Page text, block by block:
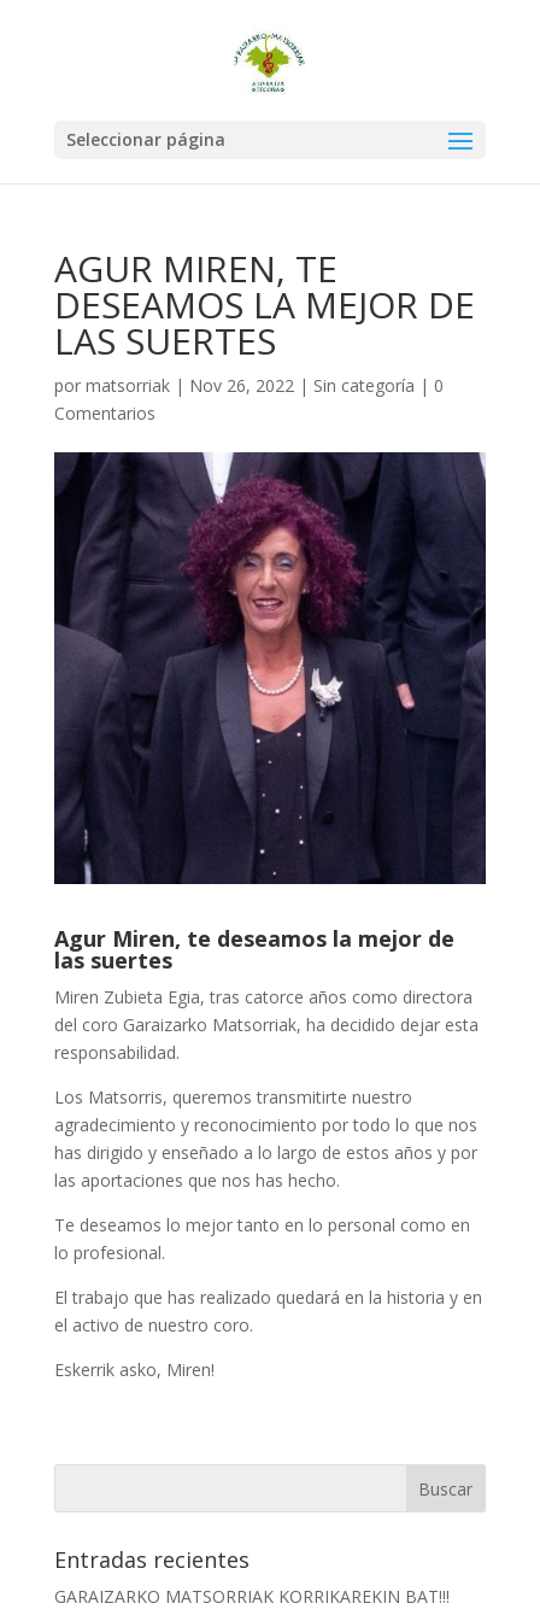
Seleccionar página
AGUR MIREN, TE
DESEAMOS LA MEJOR DE
LAS SUERTES
por matsorriak| Nov 26, 2022| Sin categoría | 0
Comentarios
Agur Miren, te deseamos la mejor de
las suertes
Miren Zubieta Egia, tras catorce años como directora
del coro Garaizarko Matsorriak, ha decidido dejar esta
responsabilidad.
Los Matsorris, queremos transmitirte nuestro
agradecimiento y reconocimiento por todo lo que nos
has dirigido y enseñado a lo largo de estos años y por
las aportaciones que nos has hecho.
Te deseamos lo mejor tanto en lo personal como en
lo profesional.
El trabajo que has realizado quedará en la historia y en
el activo de nuestro coro.
Eskerrik asko, Miren!
Entradas recientes
GARAIZARKO MATSORRIAK KORRIKAREKIN BAT!!!